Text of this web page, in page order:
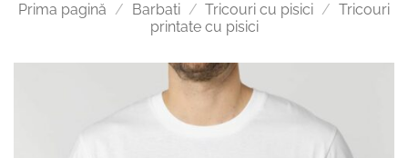
Prima pagină / Barbati / Tricouri cu pisici / Tricouri
printate cu pisici